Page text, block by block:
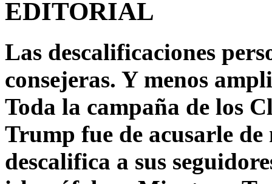
EDITORIAL
Las descalificaciones
consejeras. Y menos
Toda la campaña de los
Trump fue de acusarle
descalifica a sus